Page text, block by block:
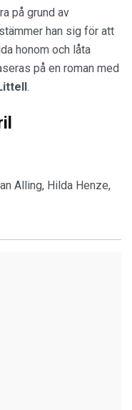
på grund av
han sig för att
honom och låta
på en roman med
.
Alling, Hilda Henze,